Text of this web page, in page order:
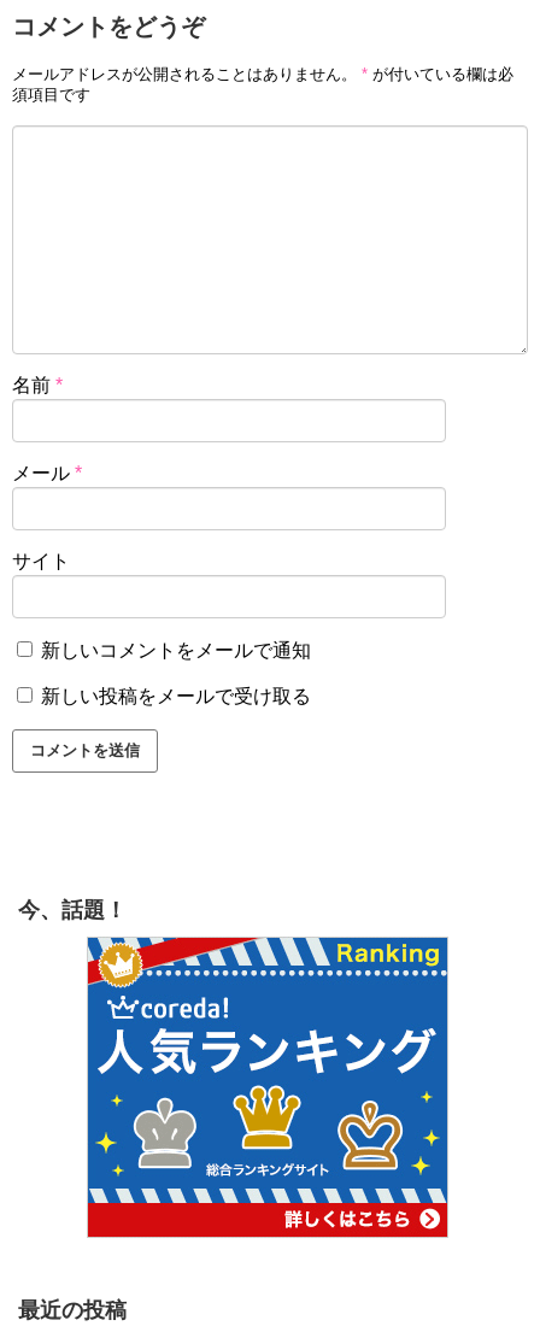
コメントをどうぞ
メールアドレスが公開されることはありません。 * が付いている欄は必
須項目です
名前 *
メール *
サイト
新しいコメントをメールで通知
新しい投稿をメールで受け取る
今、話題！
最近の投稿